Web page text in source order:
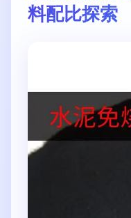
料配比探索